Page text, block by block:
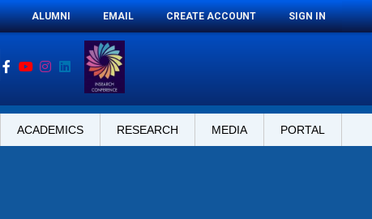
ALUMNI EMAIL CREATE ACCOUNT SIGN IN
ACADEMICS RESEARCH MEDIA PORTAL